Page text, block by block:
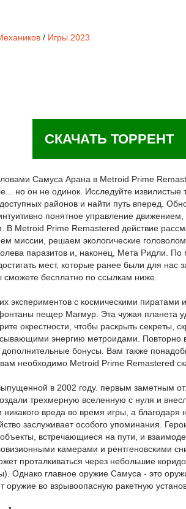
/ Игры 2023
СКАЧАТЬ ТОРРЕНТ
Самуса Арана в Metroid Prime
но он не одинок. Исследуйте
районов и найти путь вперед.
понятное управление
Metroid Prime Remastered действие
решаем экологические
паразитов и, наконец, Мета Ридли.
мест, которые ранее были для
сможете бесплатно по ссылкам ниже.
экспериментов с космическими
пещер Магмур. Эта чужая планета
окрестности, чтобы раскрыть
энергию метроидами.
бонусы. Вам также
необходимо Metroid Prime Remastered
в 2002 году. первым заметным
трехмерную вселенную с нуля и
вреда во время игры, а
заслуживает особого упоминания.
встречающиеся на пути, и
камерами и рентгеновскими
проталкиваться через небольшие
Однако главное оружие Самуса - это
во взрывоопасную ракетную